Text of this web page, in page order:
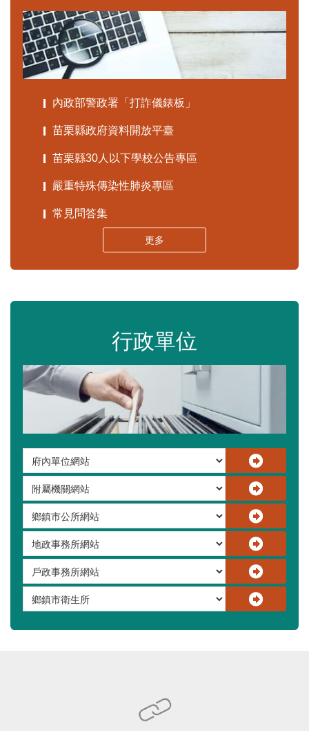
內政部警政署「打詐儀錶板」
苗栗縣政府資料開放平臺
苗栗縣30人以下學校公告專區
嚴重特殊傳染性肺炎專區
常見問答集
更多
行政單位